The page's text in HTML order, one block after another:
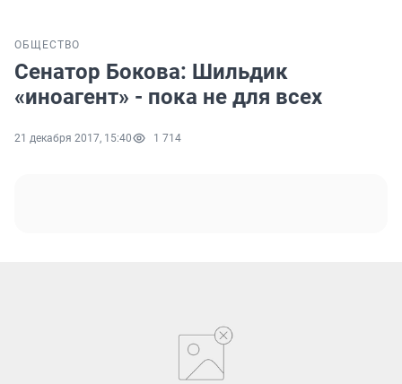
ОБЩЕСТВО
Сенатор Бокова: Шильдик
«иноагент» - пока не для всех
21 декабря 2017, 15:40 1 714